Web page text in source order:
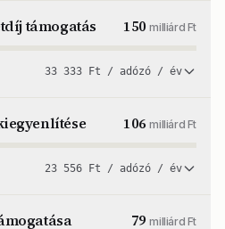
támogatás 150milliárd Ft
33 333 Ft / adózó / év
106milliárd Ft
23 556 Ft / adózó / év
79milliárd Ft